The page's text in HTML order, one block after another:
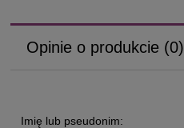
Opinie o produkcie (0)
Imię lub pseudonim: